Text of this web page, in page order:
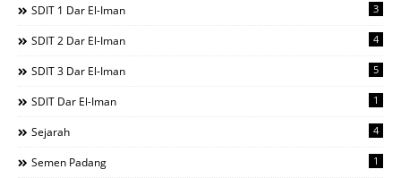
SDIT 1 Dar El-Iman 3
SDIT 2 Dar El-Iman 4
SDIT 3 Dar El-Iman 5
SDIT Dar El-Iman 1
Sejarah 4
Semen Padang 1